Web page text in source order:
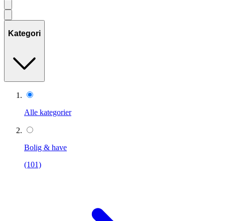
Kategori
Alle kategorier
Bolig & have
(101)